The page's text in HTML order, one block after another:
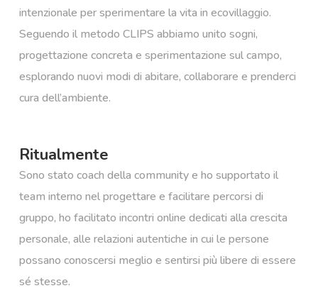
intenzionale per sperimentare la vita in ecovillaggio.
Seguendo il metodo CLIPS abbiamo unito sogni,
progettazione concreta e sperimentazione sul campo,
esplorando nuovi modi di abitare, collaborare e prenderci
cura dell’ambiente. ​
Ritualmente
Sono stato coach della community e ho supportato il
team interno nel progettare e facilitare percorsi di
gruppo, ho facilitato incontri online dedicati alla crescita
personale, alle relazioni autentiche in cui le persone
possano conoscersi meglio e sentirsi più libere di essere
sé stesse.